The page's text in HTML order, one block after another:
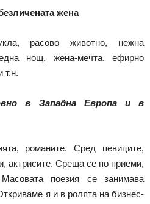
жена
расово животно, нежна
нощ, жена-мечта, ефирно
т.н.
в Западна Европа и в
романите. Сред певиците,
актрисите. Среща се по приеми,
поезия се занимава
я и в ролята на бизнес-